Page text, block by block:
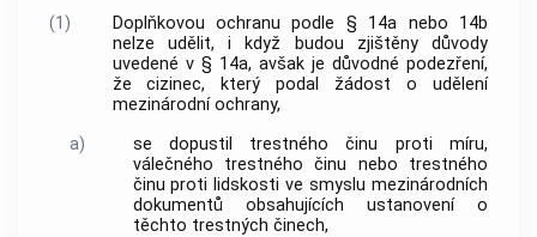
(1)
Doplňkovou ochranu podle § 14a nebo 14b
nelze udělit, i když budou zjištěny důvody
uvedené v § 14a, avšak je důvodné podezření,
že cizinec, který podal žádost o udělení
mezinárodní ochrany,
a)
se dopustil trestného činu proti míru,
válečného trestného činu nebo trestného
činu proti lidskosti ve smyslu mezinárodních
dokumentů obsahujících ustanovení o
těchto trestných činech,